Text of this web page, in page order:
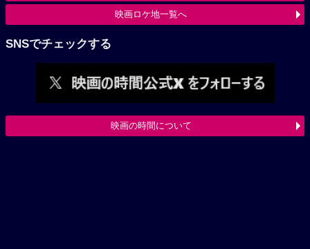
映画ロケ地一覧へ
SNSでチェックする
映画の時間について